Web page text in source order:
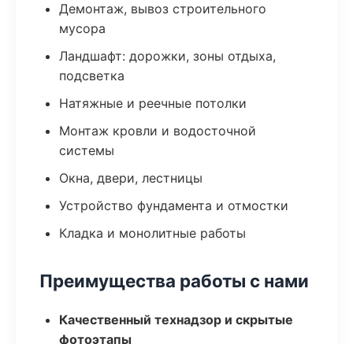
Демонтаж, вывоз строительного
мусора
Ландшафт: дорожки, зоны отдыха,
подсветка
Натяжные и реечные потолки
Монтаж кровли и водосточной
системы
Окна, двери, лестницы
Устройство фундамента и отмостки
Кладка и монолитные работы
Преимущества работы с нами
Качественный технадзор и скрытые
фотоэтапы